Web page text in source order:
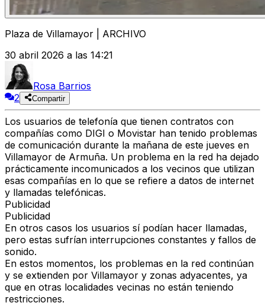
Plaza de Villamayor | ARCHIVO
30 abril 2026 a las 14:21
Rosa Barrios
2
Compartir
Los usuarios de telefonía que tienen contratos con
compañías como DIGI o Movistar han tenido problemas
de comunicación durante la mañana de este jueves en
Villamayor de Armuña. Un problema en la red ha dejado
prácticamente incomunicados a los vecinos que utilizan
esas compañías en lo que se refiere a datos de internet
y llamadas telefónicas.
Publicidad
Publicidad
En otros casos los usuarios sí podían hacer llamadas,
pero estas sufrían interrupciones constantes y fallos de
sonido.
En estos momentos, los problemas en la red continúan
y se extienden por Villamayor y zonas adyacentes, ya
que en otras localidades vecinas no están teniendo
restricciones.